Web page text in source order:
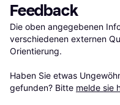
Feedback
Die oben angegebenen
verschiedenen externen
Orientierung.
Haben Sie etwas
gefunden? Bitte melde sie